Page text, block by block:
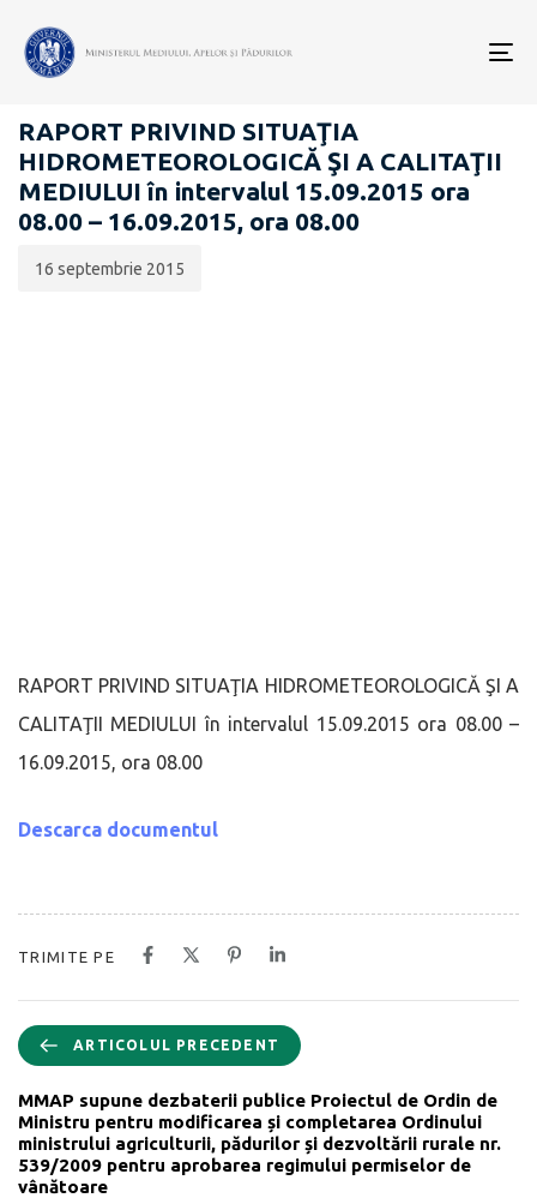
RAPOARTE ZILNICE STAREA MEDIULUI
RAPORT PRIVIND SITUAŢIA
HIDROMETEOROLOGICĂ ŞI A CALITAŢII
MEDIULUI în intervalul 15.09.2015 ora
08.00 – 16.09.2015, ora 08.00
publicării:
16 septembrie 2015
RAPORT PRIVIND SITUAŢIA HIDROMETEOROLOGICĂ ŞI A
CALITAŢII MEDIULUI în intervalul 15.09.2015 ora 08.00 –
16.09.2015, ora 08.00
Descarca documentul
TRIMITE PE
ARTICOLUL PRECEDENT
MMAP supune dezbaterii publice Proiectul de Ordin de
Ministru pentru modificarea și completarea Ordinului
ministrului agriculturii, pădurilor și dezvoltării rurale nr.
539/2009 pentru aprobarea regimului permiselor de
vânătoare